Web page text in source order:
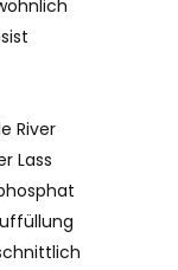
River
Lass